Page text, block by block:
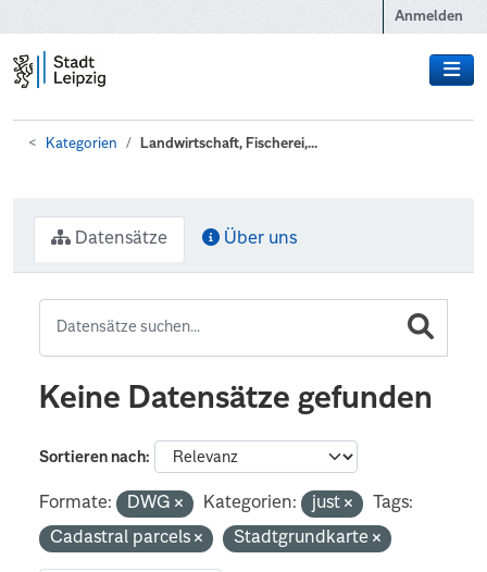
Anmelden
Kategorien Landwirtschaft, Fischerei,...
Datensätze Über uns
Keine Datensätze gefunden
Sortieren nach
Formate: DWG Kategorien: just
Tags:
Cadastral parcels
Stadtgrundkarte